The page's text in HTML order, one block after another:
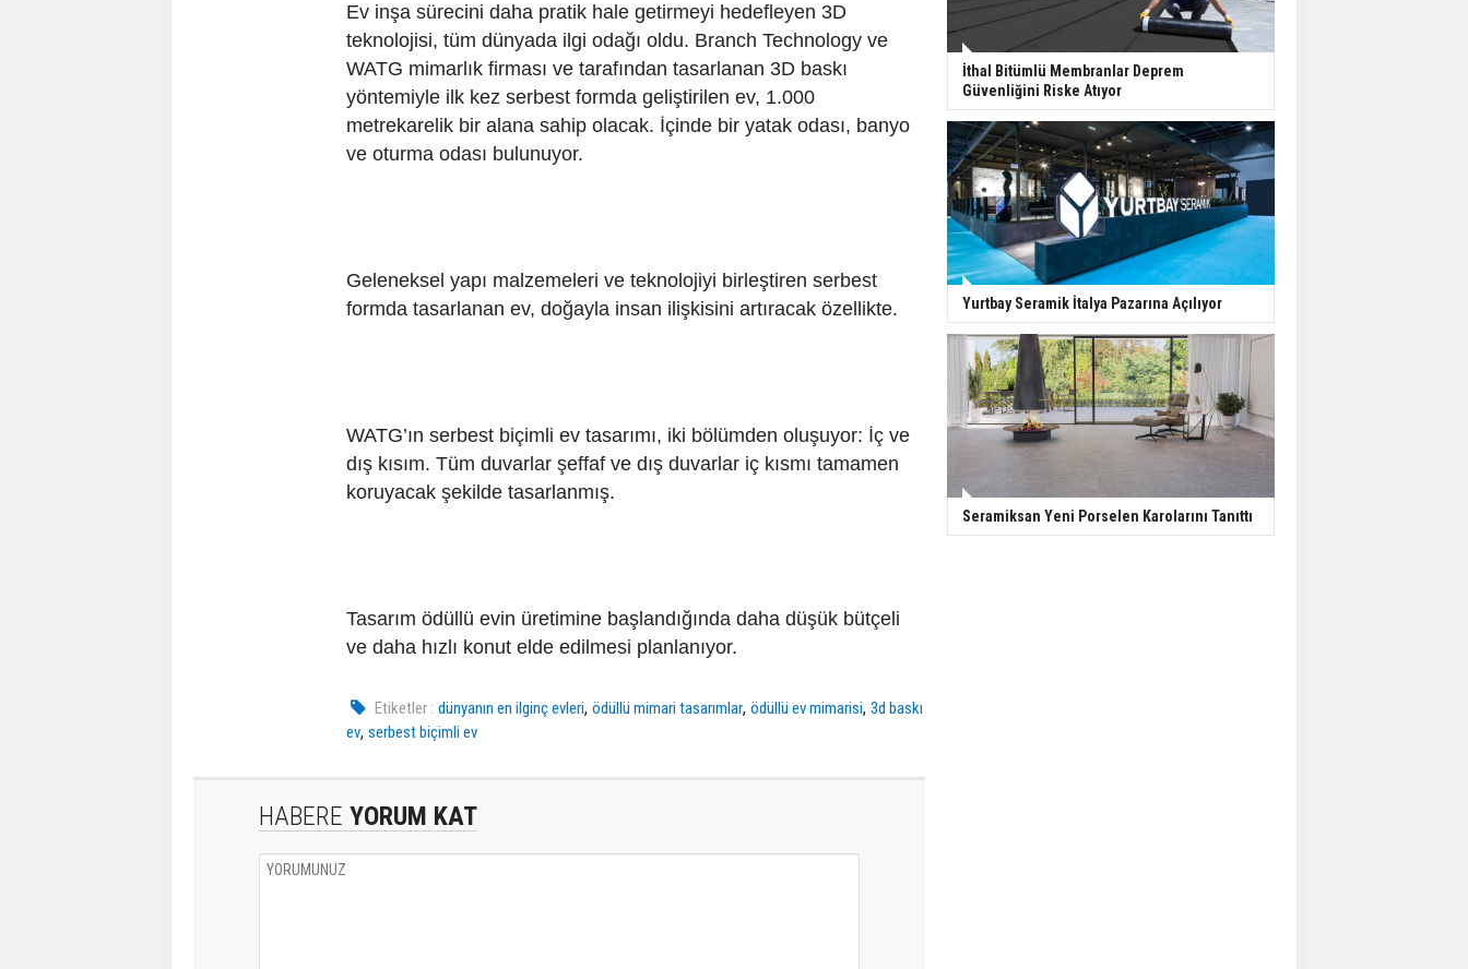
Ev inşa sürecini daha pratik hale getirmeyi hedefleyen 3D
teknolojisi, tüm dünyada ilgi odağı oldu. Branch Technology ve
WATG mimarlık firması ve tarafından tasarlanan 3D baskı
yöntemiyle ilk kez serbest formda geliştirilen ev, 1.000
metrekarelik bir alana sahip olacak. İçinde bir yatak odası, banyo
ve oturma odası bulunuyor.
Geleneksel yapı malzemeleri ve teknolojiyi birleştiren serbest
formda tasarlanan ev, doğayla insan ilişkisini artıracak özellikte.
WATG’ın serbest biçimli ev tasarımı, iki bölümden oluşuyor: İç ve
dış kısım. Tüm duvarlar şeffaf ve dış duvarlar iç kısmı tamamen
koruyacak şekilde tasarlanmış.
Tasarım ödüllü evin üretimine başlandığında daha düşük bütçeli
ve daha hızlı konut elde edilmesi planlanıyor.
Etiketler : dünyanın en ilginç evleri,ödüllü mimari tasarımlar,ödüllü ev mimarisi,3d baskı
ev, serbest biçimli ev
HABERE YORUM KAT
İthal Bitümlü Membranlar Deprem
Güvenliğini Riske Atıyor
Yurtbay Seramik İtalya Pazarına Açılıyor
Seramiksan Yeni Porselen Karolarını Tanıttı